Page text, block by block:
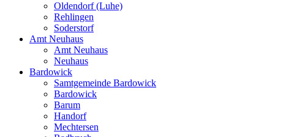
Oldendorf (Luhe)
Rehlingen
Soderstorf
Amt Neuhaus
Amt Neuhaus
Neuhaus
Bardowick
Samtgemeinde Bardowick
Bardowick
Barum
Handorf
Mechtersen